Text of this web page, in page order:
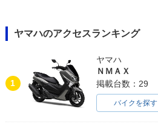
ヤマハのアクセスランキング
1
ヤマハ
ＮＭＡＸ
掲載台数：29
バイクを探す